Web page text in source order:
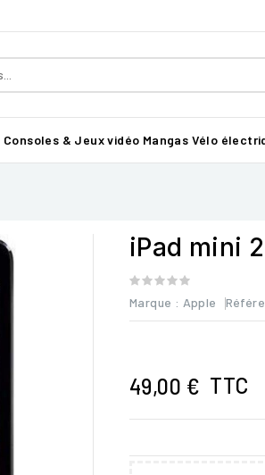
Consoles & Jeux vidéo Mangas Vélo
iPad mini
Marque : Apple
49,00 € TTC